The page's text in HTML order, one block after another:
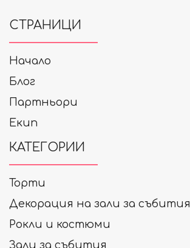
СТРАНИЦИ
Начало
Блог
Партньори
Екип
КАТЕГОРИИ
Торти
Декорация на зали за събития
Рокли и костюми
Зали за събития